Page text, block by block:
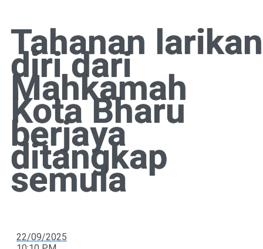
Tahanan larikan
diri dari
Mahkamah
Kota Bharu
berjaya
ditangkap
semula
22/09/2025